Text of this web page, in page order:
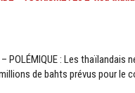
POLÉMIQUE : Les thaïlandais
de bahts prévus pour le